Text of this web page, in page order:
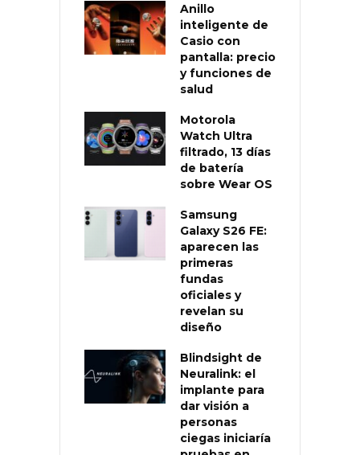
Anillo
inteligente de
Casio con
pantalla: precio
y funciones de
salud
Motorola
Watch Ultra
filtrado, 13 días
de batería
sobre Wear OS
Samsung
Galaxy S26 FE:
aparecen las
primeras
fundas
oficiales y
revelan su
diseño
Blindsight de
Neuralink: el
implante para
dar visión a
personas
ciegas iniciaría